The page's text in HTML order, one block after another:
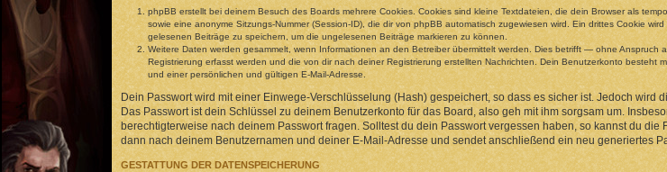
phpBB erstellt bei deinem Besuch des Boards mehrere Cookies. Cookies sind kleine Textdateien, die dein Browser als
sowie eine anonyme Sitzungs-Nummer (Session-ID), die dir von phpBB automatisch zugewiesen wird. Ein drittes Cookie
gelesenen Beiträge zu speichern, um die ungelesenen Beiträge markieren zu können.
Weitere Daten werden gesammelt, wenn Informationen an den Betreiber übermittelt werden. Dies betrifft — ohne
Registrierung erfasst werden und die von dir nach deiner Registrierung erstellten Nachrichten. Dein Benutzerkonto
und einer persönlichen und gültigen E-Mail-Adresse.
Dein Passwort wird mit einer Einwege-Verschlüsselung (Hash) gespeichert, so dass es sicher ist. Jedoch
Das Passwort ist dein Schlüssel zu deinem Benutzerkonto für das Board, also geh mit ihm sorgsam um.
berechtigterweise nach deinem Passwort fragen. Solltest du dein Passwort vergessen haben, so kannst du
dann nach deinem Benutzernamen und deiner E-Mail-Adresse und sendet anschließend ein neu generiertes
GESTATTUNG DER DATENSPEICHERUNG